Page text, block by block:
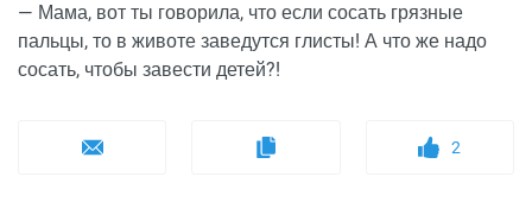
— Мама, вот ты говорила, что если сосать грязные
пальцы, то в животе заведутся глисты! А что же надо
сосать, чтобы завести детей?!
2